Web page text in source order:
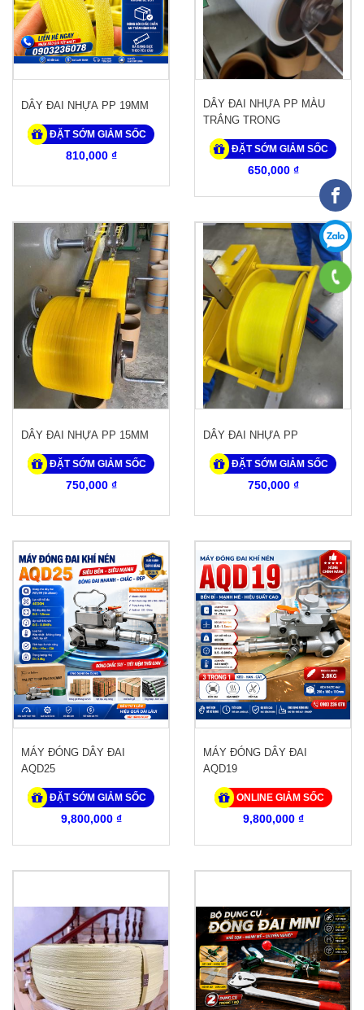
DÂY ĐAI NHỰA PP 19MM
ĐẶT SỚM GIẢM SỐC
810,000 ₫
DÂY ĐAI NHỰA PP MÀU
TRẮNG TRONG
ĐẶT SỚM GIẢM SỐC
650,000 ₫
DÂY ĐAI NHỰA PP 15MM
ĐẶT SỚM GIẢM SỐC
750,000 ₫
DÂY ĐAI NHỰA PP
ĐẶT SỚM GIẢM SỐC
750,000 ₫
MÁY ĐÓNG DÂY ĐAI
AQD25
ĐẶT SỚM GIẢM SỐC
9,800,000 ₫
MÁY ĐÓNG DÂY ĐAI
AQD19
ONLINE GIẢM SỐC
9,800,000 ₫